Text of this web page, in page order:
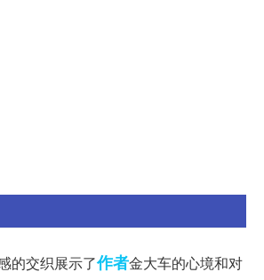
的交织展示了作者金大车的心境和对